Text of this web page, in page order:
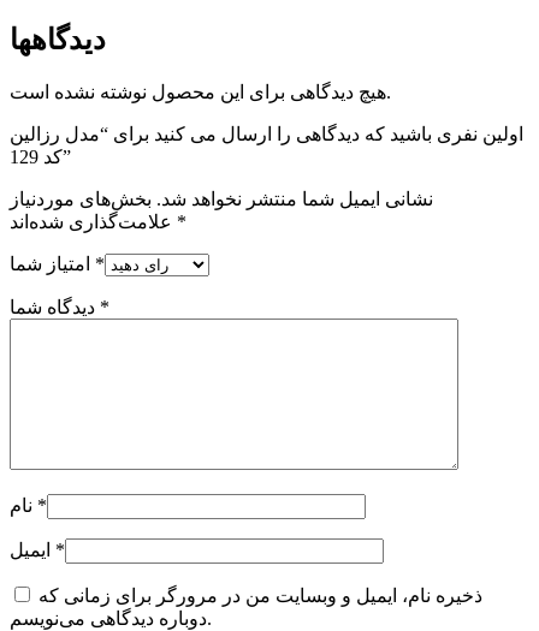
دیدگاهها
هیچ دیدگاهی برای این محصول نوشته نشده است.
اولین نفری باشید که دیدگاهی را ارسال می کنید برای “مدل رزالین
کد 129”
نشانی ایمیل شما منتشر نخواهد شد. بخش‌های موردنیاز
*
*
*
*
*
ذخیره نام، ایمیل و وبسایت من در مرورگر برای زمانی که
دوباره دیدگاهی می‌نویسم.